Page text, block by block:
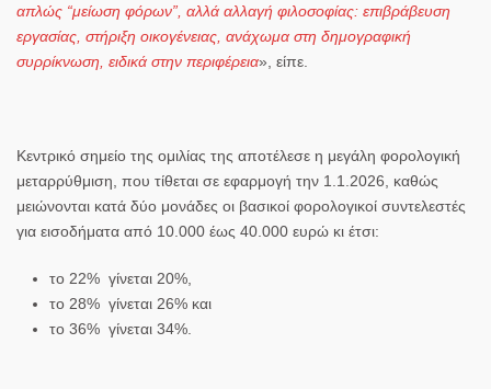
απλώς “μείωση φόρων”, αλλά αλλαγή φιλοσοφίας: επιβράβευση
εργασίας, στήριξη οικογένειας, ανάχωμα στη δημογραφική
συρρίκνωση, ειδικά στην περιφέρεια», είπε.
Κεντρικό σημείο της ομιλίας της αποτέλεσε η μεγάλη φορολογική
μεταρρύθμιση, που τίθεται σε εφαρμογή την 1.1.2026, καθώς
μειώνονται κατά δύο μονάδες οι βασικοί φορολογικοί συντελεστές
για εισοδήματα από 10.000 έως 40.000 ευρώ κι έτσι:
το 22% γίνεται 20%,
το 28% γίνεται 26% και
το 36% γίνεται 34%.